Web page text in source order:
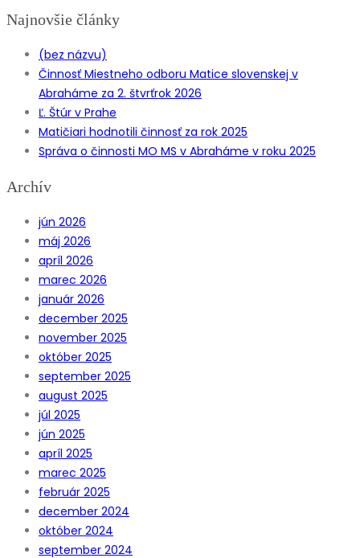
Najnovšie články
(bez názvu)
Činnosť Miestneho odboru Matice slovenskej v
Abraháme za 2. štvrťrok 2026
Ľ. Štúr v Prahe
Matičiari hodnotili činnosť za rok 2025
Správa o činnosti MO MS v Abraháme v roku 2025
Archív
jún 2026
máj 2026
apríl 2026
marec 2026
január 2026
december 2025
november 2025
október 2025
september 2025
august 2025
júl 2025
jún 2025
apríl 2025
marec 2025
február 2025
december 2024
október 2024
september 2024